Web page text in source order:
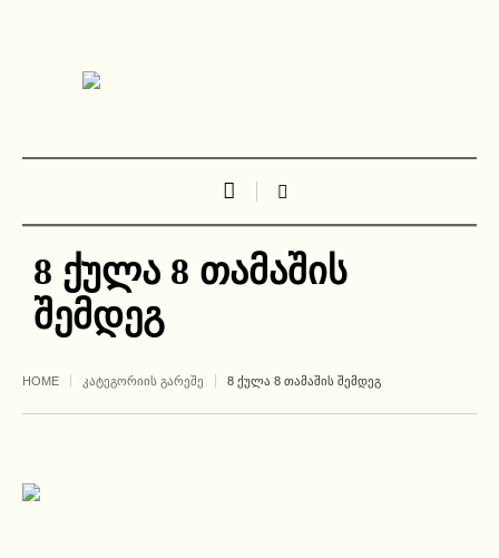
8 ქულა 8 თამაშის
შემდეგ
HOME ᲙᲐᲢᲔᲒᲝᲠᲘᲘᲡ ᲒᲐᲠᲔᲨᲔ 8 ᲥᲣᲚᲐ 8 ᲗᲐᲛᲐᲨᲘᲡ ᲨᲔᲛᲓᲔᲒ